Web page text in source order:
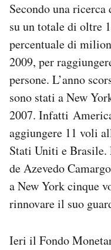
Secondo una
su un totale di oltre
percentuale di
2009, per
persone. L’anno
sono stati a New
2007. Infatti
aggiungere 11 voli
Stati Uniti e
de Azevedo
a New York cinque
rinnovare il suo
Ieri il Fondo